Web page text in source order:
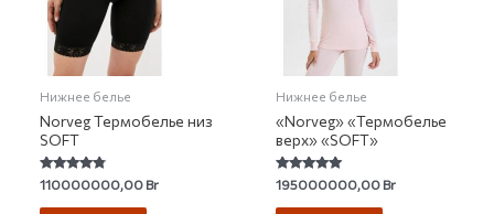
Нижнее белье
Norveg Термобелье низ
SOFT
Rated
4.58
out of 5
110000000,00Br
Нижнее белье
«Norveg» «Термобелье
верх» «SOFT»
Rated
4.88
out of 5
195000000,00Br